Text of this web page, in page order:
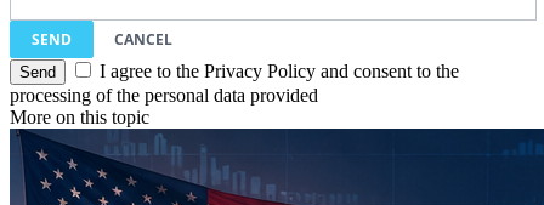
SEND
CANCEL
I agree to the Privacy Policy and consent to the
processing of the personal data provided
More on this topic